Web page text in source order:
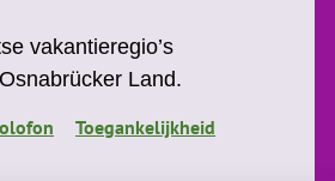
vakantieregio’s
Land.
Toegankelijkheid